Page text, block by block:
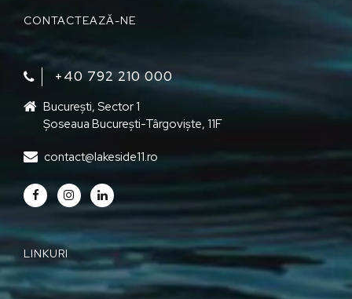
CONTACTEAZĂ-NE
+40 792 210 000‬
București, Sector 1
Șoseaua București-Târgoviște, 11F
contact@lakeside11.ro
LINKURI